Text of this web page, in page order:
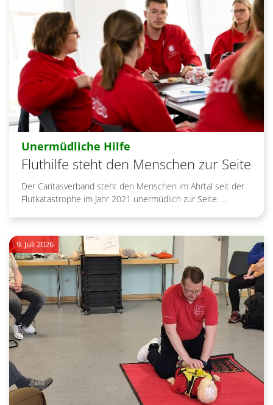
Unermüdliche Hilfe
Fluthilfe steht den Menschen zur Seite
Der Caritasverband steht den Menschen im Ahrtal seit der
Flutkatastrophe im Jahr 2021 unermüdlich zur Seite. ...
9. Juli 2026